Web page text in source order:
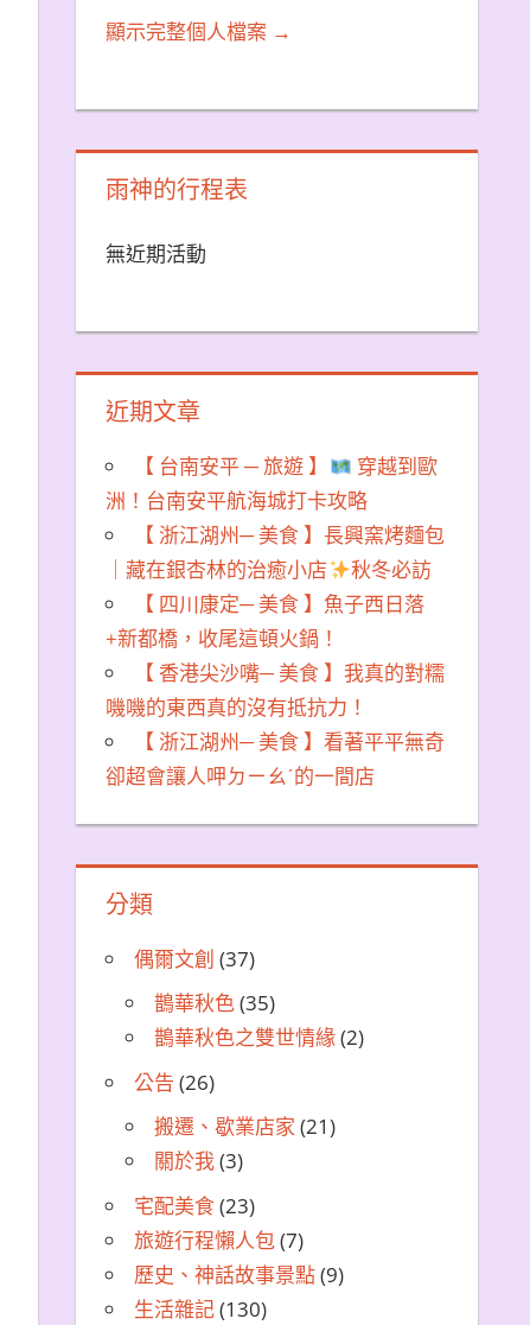
顯示完整個人檔案 →
雨神的行程表
無近期活動
近期文章
【 台南安平 ─ 旅遊 】
穿越到歐
洲！台南安平航海城打卡攻略
【 浙江湖州─ 美食 】長興窯烤麵包
｜藏在銀杏林的治癒小店
秋冬必訪
【 四川康定─ 美食 】魚子西日落
+新都橋，收尾這頓火鍋！
【 香港尖沙嘴─ 美食 】我真的對糯
嘰嘰的東西真的沒有抵抗力！
【 浙江湖州─ 美食 】看著平平無奇
卻超會讓人呷ㄉㄧㄠˊ的一間店
分類
偶爾文創 (37)
鵲華秋色(35)
鵲華秋色之雙世情緣(2)
公告 (26)
搬遷、歇業店家 (21)
關於我(3)
宅配美食(23)
旅遊行程懶人包(7)
歷史、神話故事景點(9)
生活雜記(130)